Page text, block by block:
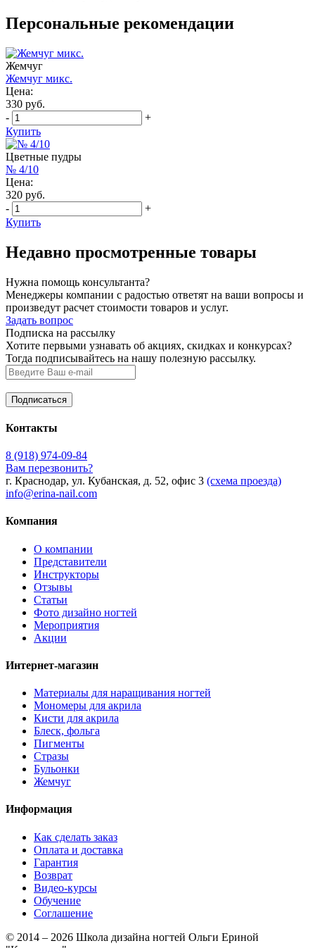
Персональные рекомендации
Жемчуг
Жемчуг микс.
Цена:
330 руб.
-
+
Купить
Цветные пудры
№ 4/10
Цена:
320 руб.
-
+
Купить
Недавно просмотренные товары
Нужна помощь консультанта?
Менеджеры компании с радостью ответят на ваши вопросы и
произведут расчет стоимости товаров и услуг.
Задать вопрос
Подписка на рассылку
Хотите первыми узнавать об акциях, скидках и конкурсах?
Тогда подписывайтесь на нашу полезную рассылку.
Контакты
8 (918) 974-09-84
Вам перезвонить?
г. Краснодар, ул. Кубанская, д. 52, офис 3 (схема проезда)
info@erina-nail.com
Компания
О компании
Представители
Инструкторы
Отзывы
Статьи
Фото дизайно ногтей
Мероприятия
Акции
Интернет-магазин
Материалы для наращивания ногтей
Мономеры для акрила
Кисти для акрила
Блеск, фольга
Пигменты
Стразы
Бульонки
Жемчуг
Информация
Как сделать заказ
Оплата и доставка
Гарантия
Возврат
Видео-курсы
Обучение
Соглашение
© 2014 – 2026 Школа дизайна ногтей Ольги Ериной